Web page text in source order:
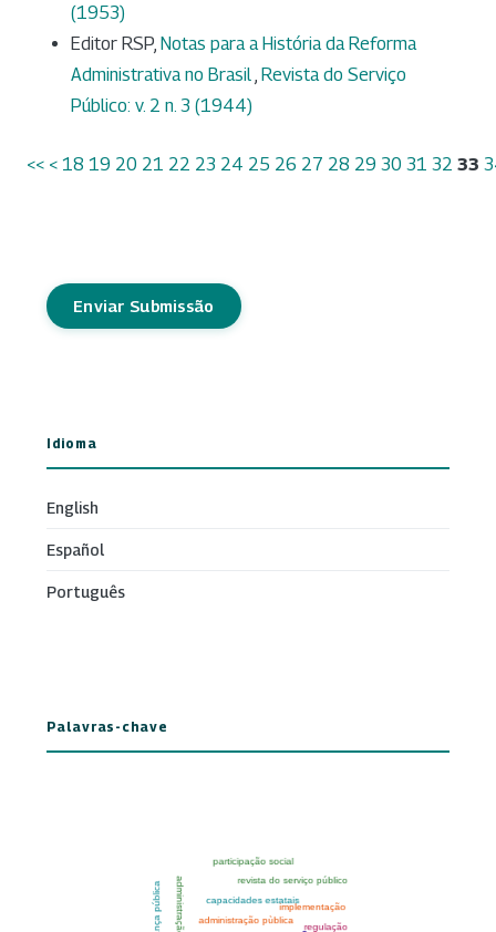
(1953)
Editor RSP, Notas para a História da Reforma
Administrativa no Brasil, Revista do Serviço
Público: v. 2 n. 3 (1944)
<< < 18 19 20 21 22 23 24 25 26 27 28 29 30 31 32 33
Enviar Submissão
Idioma
English
Español
Português
Palavras-chave